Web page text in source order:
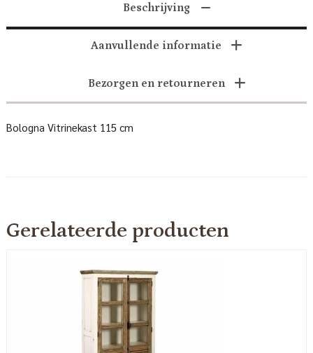
Beschrijving
Aanvullende informatie
Bezorgen en retourneren
Bologna Vitrinekast 115 cm
Gerelateerde producten